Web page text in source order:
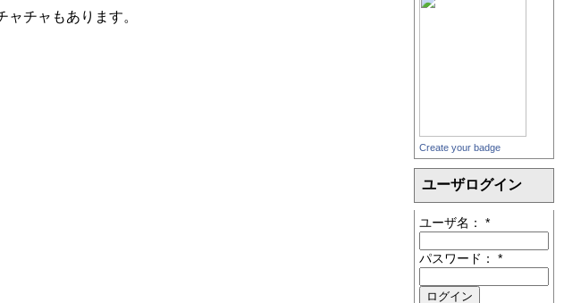
チャもあります。
Create your badge
ユーザログイン
ユーザ名： *
パスワード： *